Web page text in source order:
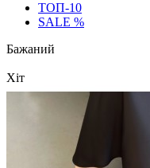
ТОП-10
SALE %
Бажаний
Хіт